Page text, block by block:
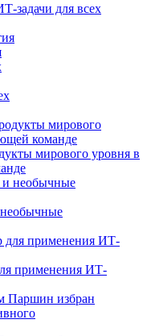
задачи для всех
мирового уровня в
применения ИТ-